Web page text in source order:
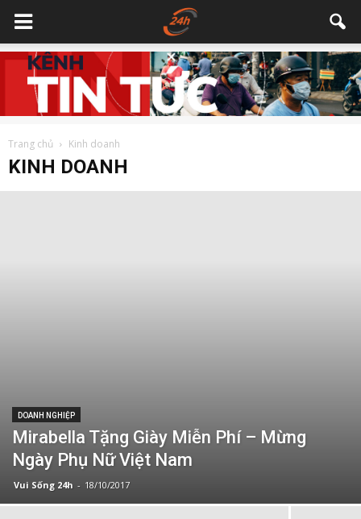
Trang chủ Kinh doanh
KINH DOANH
DOANH NGHIỆP
Mirabella Tặng Giày Miễn Phí – Mừng
Ngày Phụ Nữ Việt Nam
Vui Sống 24h - 18/10/2017